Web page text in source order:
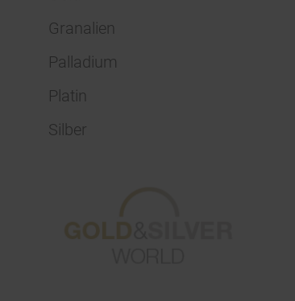
Granalien
Palladium
Platin
Silber